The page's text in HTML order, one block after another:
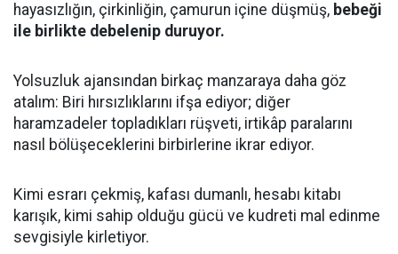
hayasızlığın, çirkinliğin, çamurun içine düşmüş, bebeği
ile birlikte debelenip duruyor.
Yolsuzluk ajansından birkaç manzaraya daha göz
atalım: Biri hırsızlıklarını ifşa ediyor; diğer
haramzadeler topladıkları rüşveti, irtikâp paralarını
nasıl bölüşeceklerini birbirlerine ikrar ediyor.
Kimi esrarı çekmiş, kafası dumanlı, hesabı kitabı
karışık, kimi sahip olduğu gücü ve kudreti mal edinme
sevgisiyle kirletiyor.